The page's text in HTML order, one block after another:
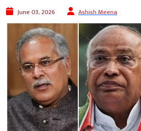
June 03, 2026 Ashish Meena